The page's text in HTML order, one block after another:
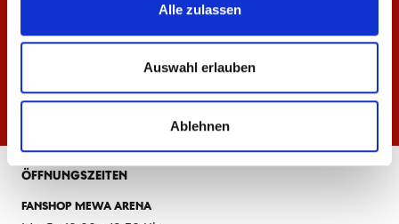
Alle zulassen
Auswahl erlauben
Ablehnen
ÖFFNUNGSZEITEN
FANSHOP MEWA ARENA